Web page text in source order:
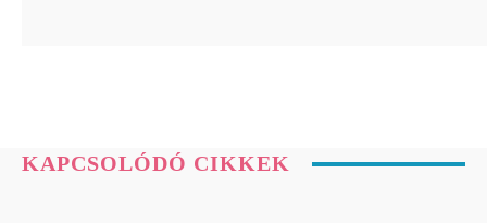
KAPCSOLÓDÓ CIKKEK